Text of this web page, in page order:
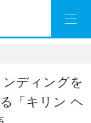
ディングを
「キリン ヘ